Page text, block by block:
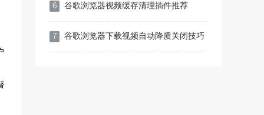
6 谷歌浏览器视频缓存清理插件推荐
7 谷歌浏览器下载视频自动降质关闭技巧